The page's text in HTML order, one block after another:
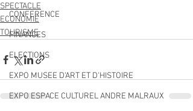
CONFERENCE
FINANCES
ELECTIONS
EXPO MUSEE D'ART ET D'HISTOIRE
EXPO ESPACE CULTUREL ANDRE MALRAUX
SPECTACLE
ECONOMIE
TOURISME